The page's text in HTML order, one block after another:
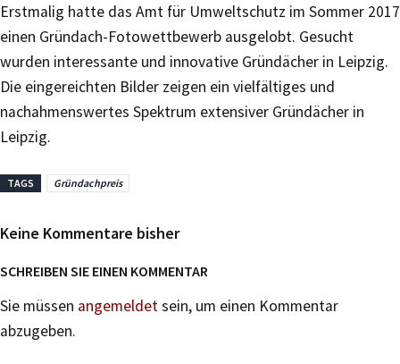
Erstmalig hatte das Amt für Umweltschutz im Sommer 2017
einen Gründach-Fotowettbewerb ausgelobt. Gesucht
wurden interessante und innovative Gründächer in Leipzig.
Die eingereichten Bilder zeigen ein vielfältiges und
nachahmenswertes Spektrum extensiver Gründächer in
Leipzig.
TAGS Gründachpreis
Keine Kommentare bisher
SCHREIBEN SIE EINEN KOMMENTAR
Sie müssen angemeldetsein, um einen Kommentar
abzugeben.